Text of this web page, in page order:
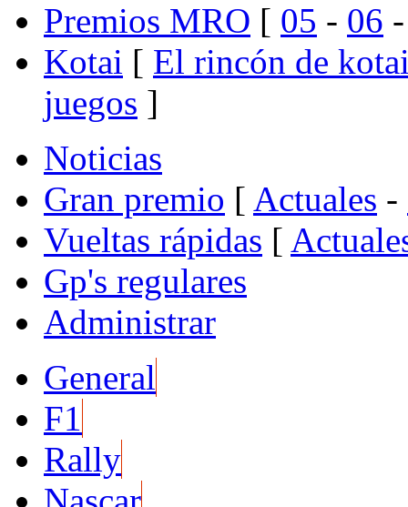
Premios MRO [ 05 - 06
Kotai [ El rincón de
juegos ]
Noticias
Gran premio [ Actuales -
Vueltas rápidas [
Gp's regulares
Administrar
General
F1
Rally